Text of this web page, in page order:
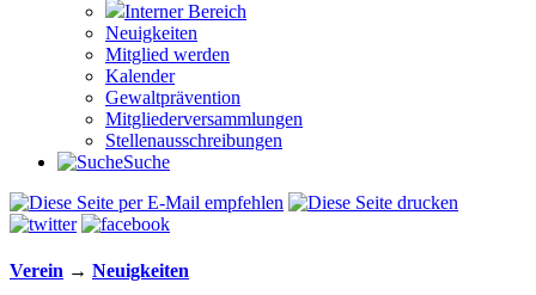
Interner Bereich
Neuigkeiten
Mitglied werden
Kalender
Gewaltprävention
Mitglieder­versammlungen
Stellen­aus­schrei­bungen
Suche
Verein → Neuigkeiten